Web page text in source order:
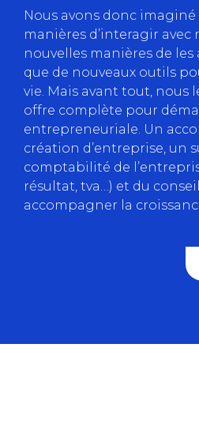
Nous avons donc
manières d’interagir avec
nouvelles manières de
que de nouveaux outils
vie. Mais avant tout, nous
offre complète pour
entrepreneuriale. Un
création d’entreprise, un
comptabilité de
résultat, tva…) et du
accompagner la